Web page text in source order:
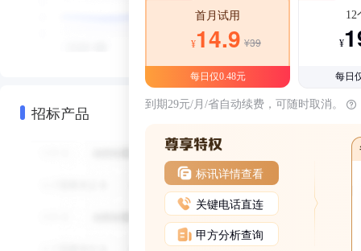
招标产品
首月试用
¥14.9 ¥39
每日仅0.48元
12
¥
每日
到期29元/月/省自动续费，可随时取消。
标讯详情查看
关键电话直连
甲方分析查询